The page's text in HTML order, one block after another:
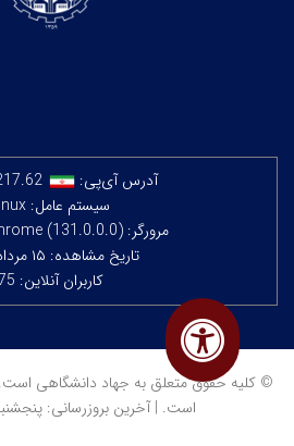
آدرس آی‌پی:
سیستم عامل: Linux
مرورگر: Google Chrome (131.0.0.0)
تاریخ مشاهده: ۱۵ مرداد ۱۴۰۵
کاربران آنلاین: 75
© کلیه حقوق متعلق به جهاد دانشگاهی است.
است. | آخرین بروزرسانی: پنجشنبه ۱۵ مرداد